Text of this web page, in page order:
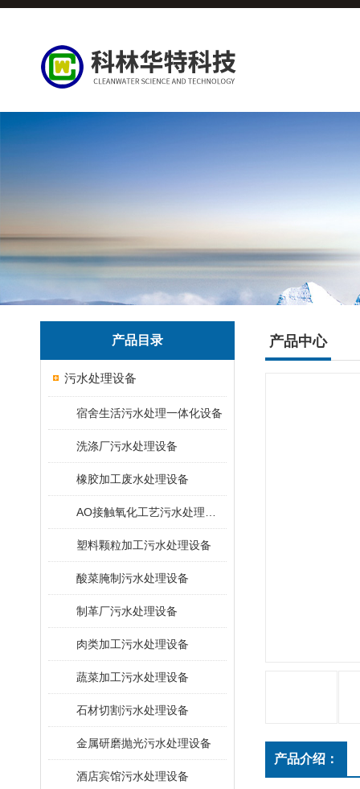
产品目录
污水处理设备
宿舍生活污水处理一体化设备
洗涤厂污水处理设备
橡胶加工废水处理设备
塑料颗粒加工污水处理设备
酸菜腌制污水处理设备
制革厂污水处理设备
肉类加工污水处理设备
蔬菜加工污水处理设备
石材切割污水处理设备
金属研磨抛光污水处理设备
酒店宾馆污水处理设备
产品中心
产品介绍：